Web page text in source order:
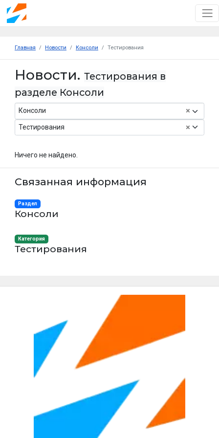
Главная Новости Консоли Тестирования
Новости. Тестирования в
разделе Консоли
×
Консоли
×
Тестирования
Ничего не найдено.
Связанная информация
Раздел
Консоли
Категория
Тестирования